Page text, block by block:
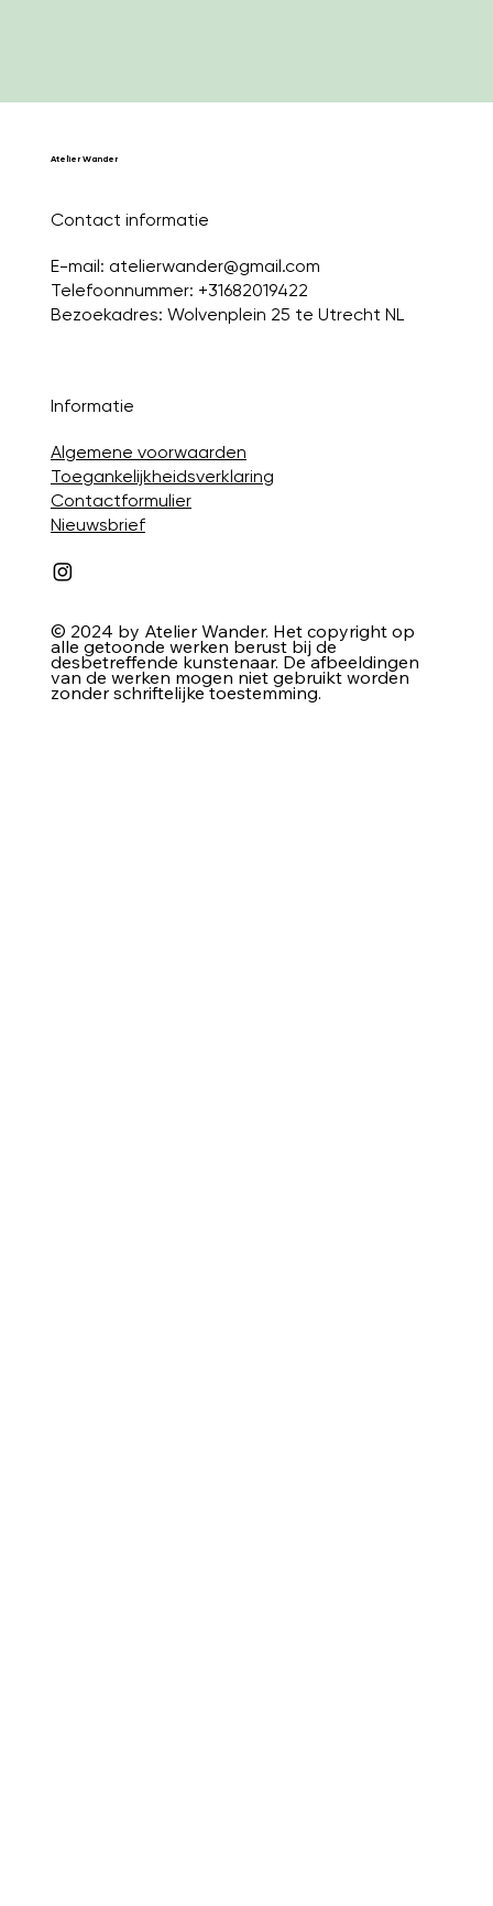
Atelier Wander
Contact informatie
E-mail: atelierwander@gmail.com
Telefoonnummer: +31682019422
Bezoekadres: Wolvenplein 25 te Utrecht NL
Informatie
Algemene voorwaarden
Toegankelijkheidsverklaring
Contactformulier
Nieuwsbrief
© 2024 by Atelier Wander. Het copyright op
alle getoonde werken berust bij de
desbetreffende kunstenaar. De afbeeldingen
van de werken mogen niet gebruikt worden
zonder schriftelijke toestemming.